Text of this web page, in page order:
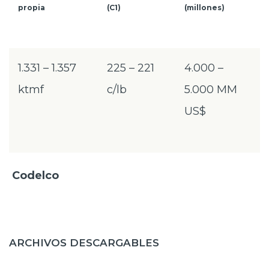
propia (C1) (millones)
1.331 – 1.357
ktmf
225 – 221
c/lb
4.000 –
5.000 MM
US$
Codelco
ARCHIVOS DESCARGABLES